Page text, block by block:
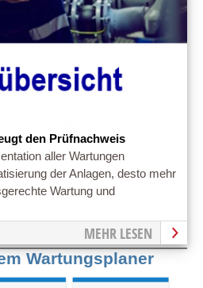
den Prüfnachweis
aller Wartungen
der Anlagen, desto mehr
Wartung und
MEHR LESEN
Wartungsplaner